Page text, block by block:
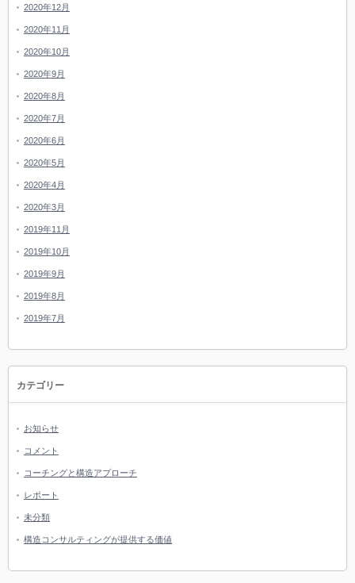
2020年12月
2020年11月
2020年10月
2020年9月
2020年8月
2020年7月
2020年6月
2020年5月
2020年4月
2020年3月
2019年11月
2019年10月
2019年9月
2019年8月
2019年7月
カテゴリー
お知らせ
コメント
コーチングと構造アプローチ
レポート
未分類
構造コンサルティングが提供する価値